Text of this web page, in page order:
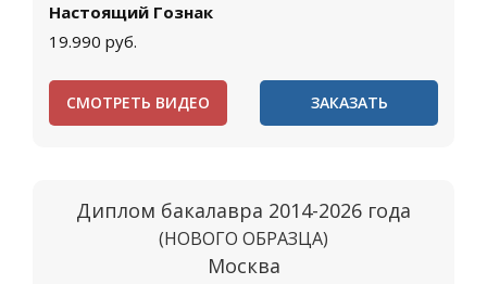
Настоящий Гознак
19.990 руб.
СМОТРЕТЬ ВИДЕО ЗАКАЗАТЬ
Диплом бакалавра 2014-2026 года
(НОВОГО ОБРАЗЦА)
Москва